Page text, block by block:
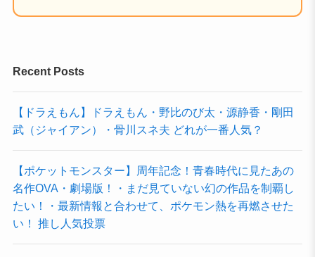
Recent Posts
【ドラえもん】ドラえもん・野比のび太・源静香・剛田
武（ジャイアン）・骨川スネ夫 どれが一番人気？
【ポケットモンスター】周年記念！青春時代に見たあの
名作OVA・劇場版！・まだ見ていない幻の作品を制覇し
たい！・最新情報と合わせて、ポケモン熱を再燃させた
い！ 推し人気投票